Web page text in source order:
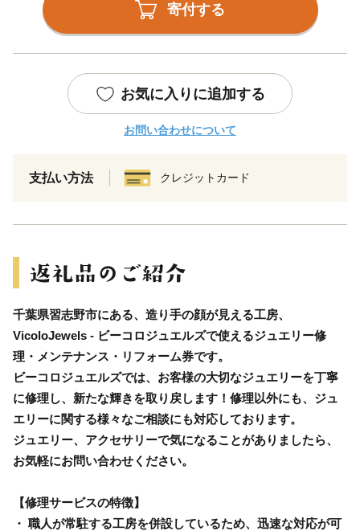
寄付する
お気に入りに追加する
お問い合わせについて
支払い方法 クレジットカード
千葉県習志野市にある、造り手の顔が見える工房、
VicoloJewels - ビーコロジュエルズで使えるジュエリー修
理・メンテナンス・リフォーム券です。
ビーコロジュエルズでは、お客様の大切なジュエリーを丁寧
に修理し、新たな輝きを取り戻します！修理以外にも、ジュ
エリーに関する様々なご相談にも対応しております。
ジュエリー、アクセサリーで気になることがありましたら、
お気軽にお問い合わせください。
【修理サービスの特徴】
・ 職人が常駐する工房を併設しているため、迅速な対応が可